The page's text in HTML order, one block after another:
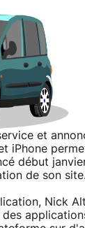
et
iPhone
début
de son site.
Nick